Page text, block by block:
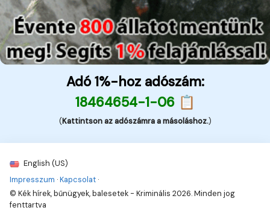
Adó 1%-hoz adószám:
18464654-1-06 📋
(Kattintson az adószámra a másoláshoz.)
English (US)
Impresszum ·Kapcsolat ·
© Kék hírek, bűnügyek, balesetek - Kriminális 2026. Minden jog
fenttartva